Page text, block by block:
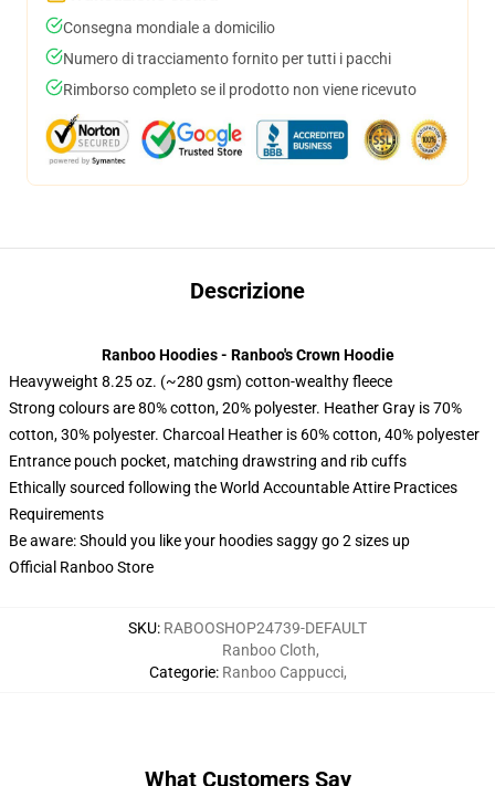
Consegna mondiale a domicilio
Numero di tracciamento fornito per tutti i pacchi
Rimborso completo se il prodotto non viene ricevuto
Descrizione
Ranboo Hoodies - Ranboo's Crown Hoodie
Heavyweight 8.25 oz. (~280 gsm) cotton-wealthy fleece
Strong colours are 80% cotton, 20% polyester. Heather Gray is 70%
cotton, 30% polyester. Charcoal Heather is 60% cotton, 40% polyester
Entrance pouch pocket, matching drawstring and rib cuffs
Ethically sourced following the World Accountable Attire Practices
Requirements
Be aware: Should you like your hoodies saggy go 2 sizes up
Official Ranboo Store
SKU: RABOOSHOP24739-DEFAULT
Categorie:
Ranboo Cloth,
Ranboo Cappucci,
What Customers Say